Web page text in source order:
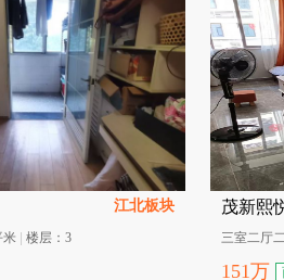
江北板块
米 楼层： 3
茂新熙
三室二厅
151万